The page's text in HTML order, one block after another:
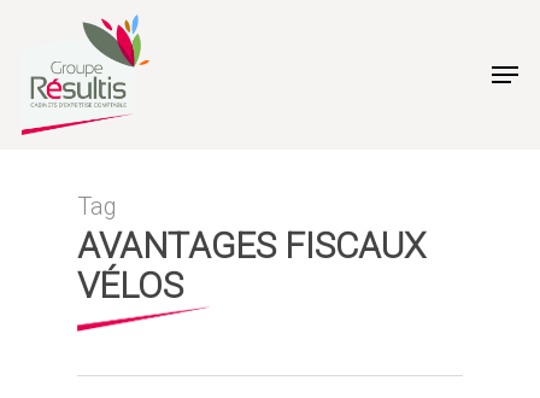
main
Tag
AVANTAGES FISCAUX
VÉLOS